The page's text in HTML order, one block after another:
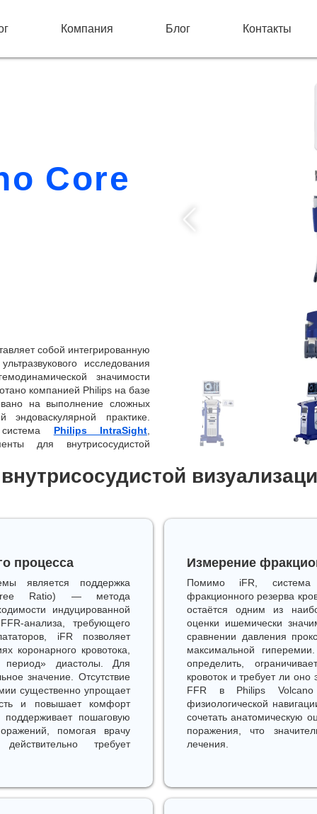
Компания Блог Контакты
Core
собой интегрированную
исследования
значимости
компанией Philips на базе
на выполнение сложных
практике.
Philips IntraSight
для внутрисосудистой
процесса
является поддержка
Free Ratio) — метода
индуцированной
анализа, требующего
iFR позволяет
коронарного кровотока,
период» диастолы. Для
значение. Отсутствие
существенно упрощает
и повышает комфорт
пошаговую
помогая врачу
требует
Измерение
Помимо iFR, система
фракционного резерва
остаётся одним из
оценки ишемически
сравнении давления
максимальной
определить,
кровоток и требует ли оно
FFR в Philips
физиологической
сочетать анатомическую
поражения, что
лечения.